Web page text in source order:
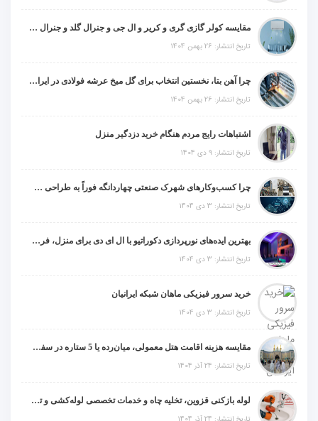
مقایسه کولر گازی گری و کریر و ال جی و جنرال گلد و جنرال شکار و سامسونگ و یونیوا
تاریخ انتشار: 26 بهمن 1404
چرا آهن بتا، نخستین انتخاب برای گل میخ عرشه فولادی در ایران است؟
تاریخ انتشار: 26 بهمن 1404
اشتباهات رایج مردم هنگام خرید دزدگیر منزل
تاریخ انتشار: 9 دی 1404
چرا کسب‌وکارهای شهرک صنعتی چهاردانگه فوراً به طراحی سایت نیاز دارند؟
تاریخ انتشار: 3 دی 1404
بهترین ایده‌های نورپردازی دکوراتیو با ال ای دی برای منزل، فروشگاه و دفتر کار
تاریخ انتشار: 3 دی 1404
خرید سرور فیزیکی ماهان شبکه ایرانیان
تاریخ انتشار: 3 دی 1404
مقایسه هزینه اقامت هتل معمولی، میان‌رده یا 5 ستاره در سفر زیارتی عراق
تاریخ انتشار: 24 آذر 1404
لوله بازکنی قزوین، تخلیه چاه و خدمات تخصصی لوله‌کشی و تشخیص ترکیدگی